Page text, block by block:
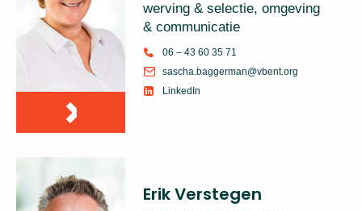
werving & selectie, omgeving
& communicatie
06 – 43 60 35 71
sascha.baggerman@vbent.org
LinkedIn
Erik Verstegen